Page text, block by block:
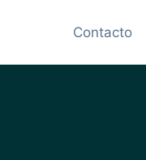
Contacto